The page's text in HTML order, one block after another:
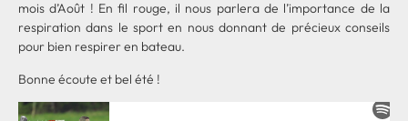
mois d’Août ! En fil rouge, il nous parlera de l’importance de la
respiration dans le sport en nous donnant de précieux conseils
pour bien respirer en bateau.
Bonne écoute et bel été !